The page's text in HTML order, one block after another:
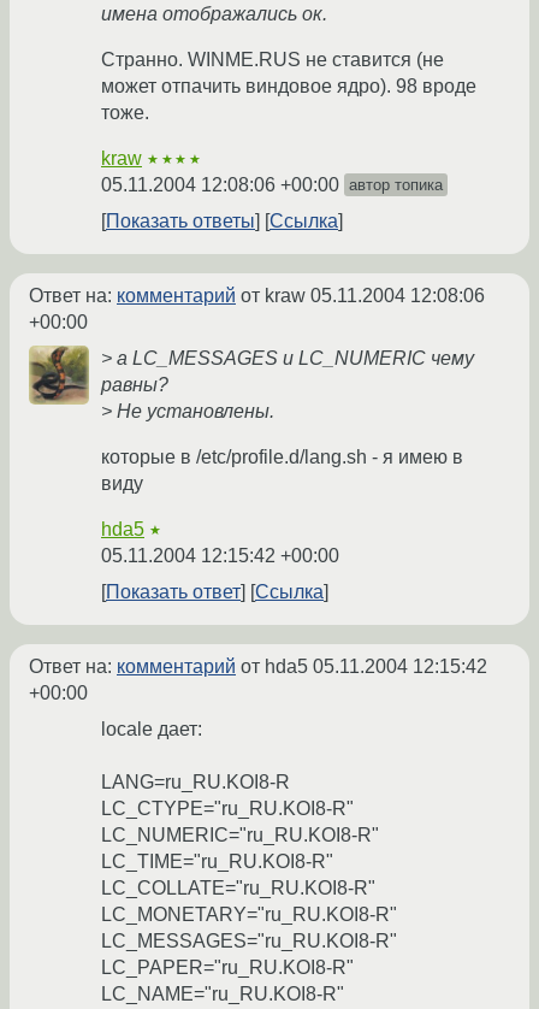
имена отображались ок.
Странно. WINME.RUS не ставится (не
может отпачить виндовое ядро). 98 вроде
тоже.
kraw ★★★★
05.11.2004 12:08:06 +00:00 автор топика
Показать ответы Ссылка
Ответ на: комментарий от kraw 05.11.2004 12:08:06
+00:00
> а LC_MESSAGES и LC_NUMERIC чему
равны?
> Не установлены.
которые в /etc/profile.d/lang.sh - я имею в
виду
hda5 ★
05.11.2004 12:15:42 +00:00
Показать ответ
Ссылка
Ответ на: комментарий от hda5 05.11.2004 12:15:42
+00:00
locale дает:
LANG=ru_RU.KOI8-R
LC_CTYPE="ru_RU.KOI8-R"
LC_NUMERIC="ru_RU.KOI8-R"
LC_TIME="ru_RU.KOI8-R"
LC_COLLATE="ru_RU.KOI8-R"
LC_MONETARY="ru_RU.KOI8-R"
LC_MESSAGES="ru_RU.KOI8-R"
LC_PAPER="ru_RU.KOI8-R"
LC_NAME="ru_RU.KOI8-R"